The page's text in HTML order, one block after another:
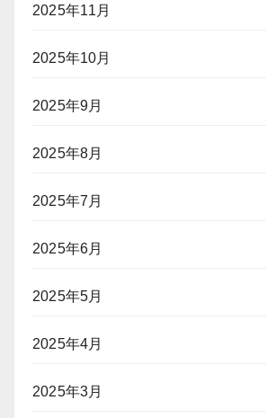
2025年11月
2025年10月
2025年9月
2025年8月
2025年7月
2025年6月
2025年5月
2025年4月
2025年3月